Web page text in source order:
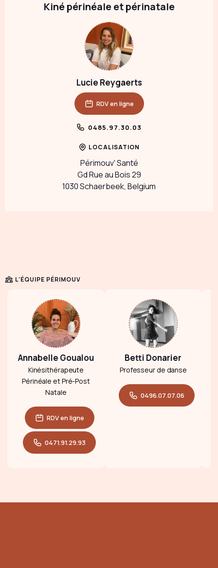
Kiné périnéale et périnatale
Lucie Reygaerts
RDV en ligne
0485.97.30.03
LOCALISATION
Périmouv' Santé
Gd Rue au Bois 29
1030 Schaerbeek, Belgium
L'ÉQUIPE PÉRIMOUV
Annabelle Goualou
Kinésithérapeute
Périnéale et Pré-Post
Natale
RDV en ligne
0471.91.29.93
Betti Donarier
Professeur de danse
0496.07.07.06